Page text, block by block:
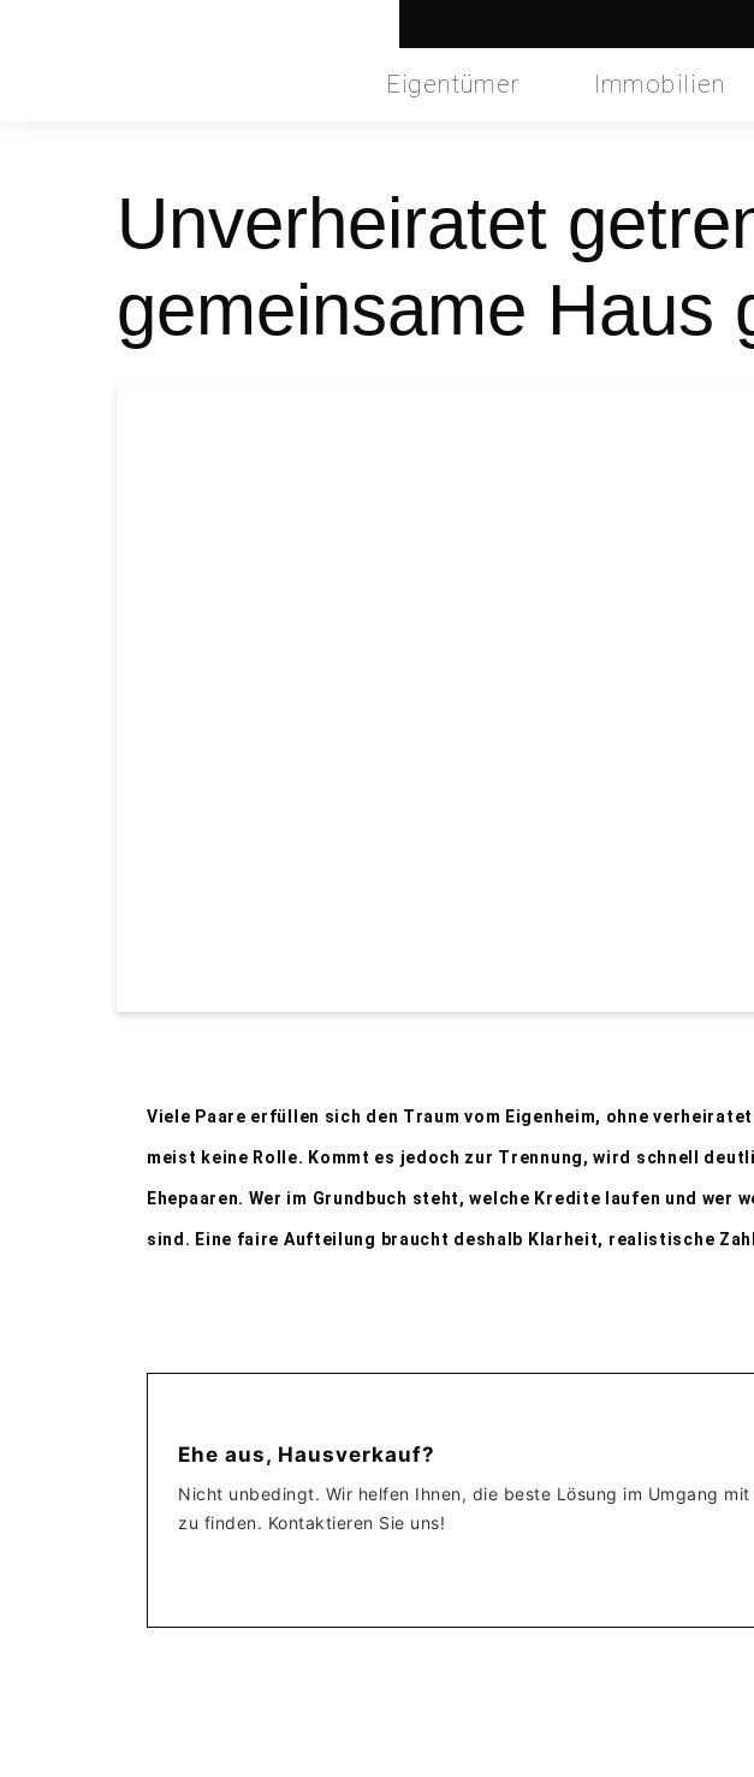
Eigentümer Immobilien
Unverheiratet
gemeinsame Haus
Viele Paare erfüllen sich den Traum vom Eigenheim, ohne
meist keine Rolle. Kommt es jedoch zur Trennung, wird schnell
Ehepaaren. Wer im Grundbuch steht, welche Kredite laufen und
sind. Eine faire Aufteilung braucht deshalb Klarheit, realistische
Ehe aus, Hausverkauf?
Nicht unbedingt. Wir helfen Ihnen, die beste Lösung im Umgang
zu finden. Kontaktieren Sie uns!